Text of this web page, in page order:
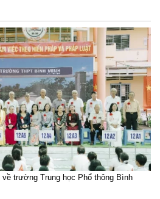
trường Trung học Phổ thông Bình